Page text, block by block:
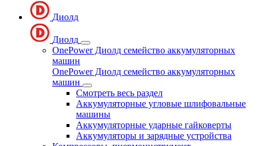
Диолд
Диолд
OnePower Диолд семейство аккумуляторных
машин
OnePower Диолд семейство аккумуляторных
машин
Смотреть весь раздел
Аккумуляторные угловые шлифовальные
машины
Аккумуляторные ударные гайковерты
Аккумуляторы и зарядные устройства